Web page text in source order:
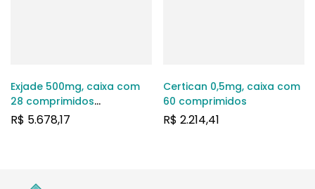
Exjade 500mg, caixa com
28 comprimidos
dispersíveis
R$ 5.678,17
Certican 0,5mg, caixa com
60 comprimidos
R$ 2.214,41